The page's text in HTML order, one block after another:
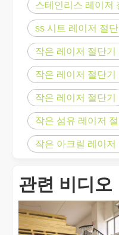
금속 시트의 레이저 절단
스테인리스 레이저
ss 시트 레이저 절단
작은 레이저 절단기
작은 레이저 절단기
작은 레이저 절단기
작은 섬유 레이저 절
작은 아크릴 레이저
관련 비디오